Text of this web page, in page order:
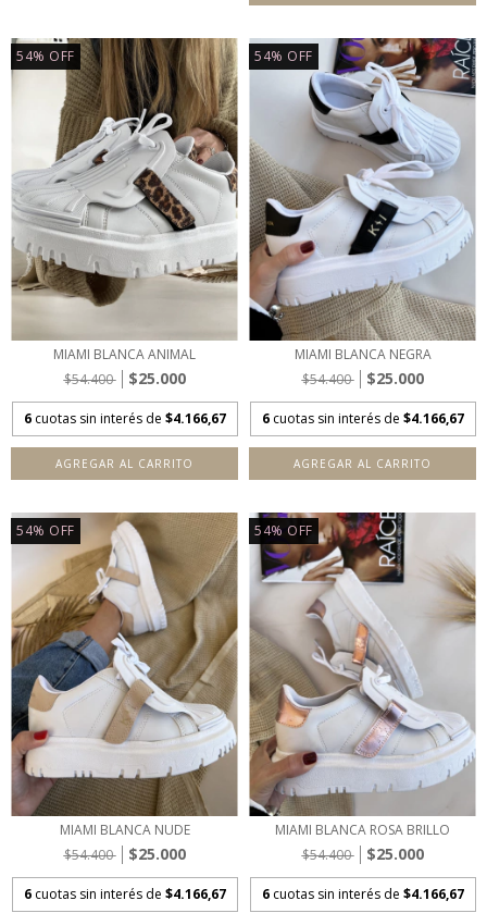
54% OFF
MIAMI BLANCA ANIMAL
$54.400
$25.000
6 cuotas sin interés de $4.166,67
AGREGAR AL CARRITO
54% OFF
MIAMI BLANCA NEGRA
$54.400
$25.000
6 cuotas sin interés de $4.166,67
AGREGAR AL CARRITO
54% OFF
MIAMI BLANCA NUDE
$54.400
$25.000
6 cuotas sin interés de $4.166,67
54% OFF
MIAMI BLANCA ROSA BRILLO
$54.400
$25.000
6 cuotas sin interés de $4.166,67